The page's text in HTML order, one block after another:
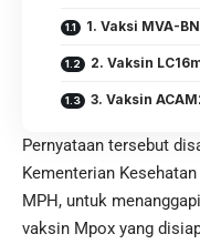
1. Vaksi MVA-
2. Vaksin
3. Vaksin
Pernyataan tersebut
Kementerian
MPH, untuk
vaksin Mpox yang